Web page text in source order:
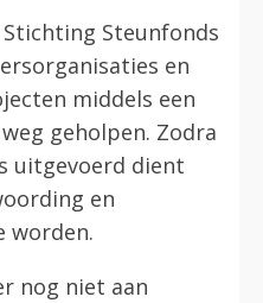
Steunfonds
en
middels een
geholpen. Zodra
uitgevoerd dient
en
worden.
nog niet aan